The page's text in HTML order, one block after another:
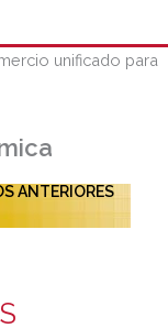
ANTERIORES